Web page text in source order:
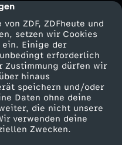
ZDF, ZDFheute und
setzen wir Cookies
ein. Einige der
erforderlich
Zustimmung dürfen wir
hinaus
speichern und/oder
Daten ohne deine
die nicht unsere
verwenden deine
Zwecken.
Kontakt zum ZDF